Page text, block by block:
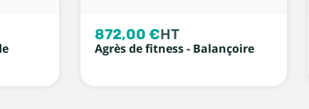
872,00 €HT
Agrès de fitness - Balançoire